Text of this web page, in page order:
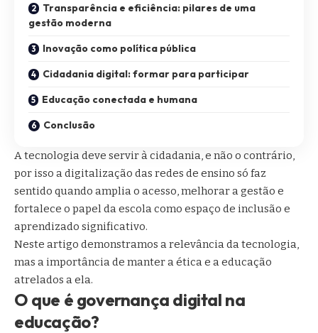
Transparência e eficiência: pilares de uma
gestão moderna
Inovação como política pública
Cidadania digital: formar para participar
Educação conectada e humana
Conclusão
A tecnologia deve servir à cidadania, e não o contrário,
por isso a digitalização das redes de ensino só faz
sentido quando amplia o acesso, melhorar a gestão e
fortalece o papel da escola como espaço de inclusão e
aprendizado significativo.
Neste artigo demonstramos a relevância da tecnologia,
mas a importância de manter a ética e a educação
atrelados a ela.
O que é governança digital na
educação?